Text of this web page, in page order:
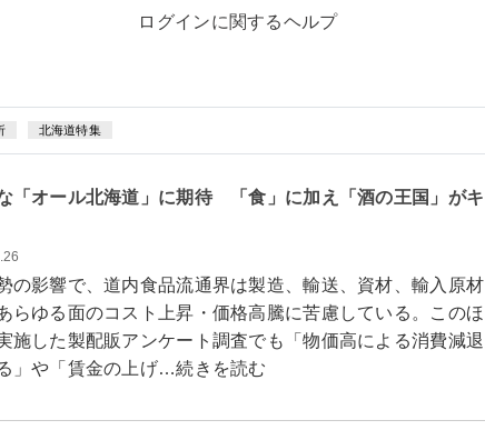
ログインに関するヘルプ
北海道特集
「オール北海道」に期待 「食」に加え「酒の王国」がキ
影響で、道内食品流通界は製造、輸送、資材、輸入原材
らゆる面のコスト上昇・価格高騰に苦慮している。このほ
施した製配販アンケート調査でも「物価高による消費減退
」や「賃金の上げ…続きを読む